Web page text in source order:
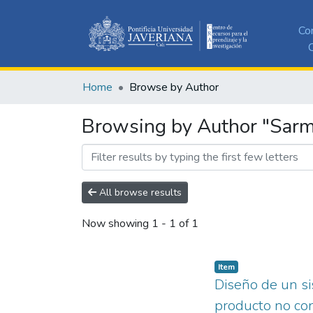
Home Browse by Author
Browsing by Author
All browse results
Now showing 1 - 1 of 1
Item
Diseño de un
producto no